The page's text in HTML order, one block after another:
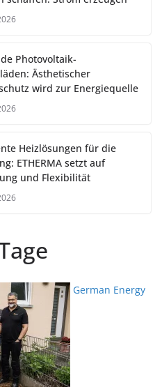
Photovoltaik-
Ästhetischer
wird zur Energiequelle
Heizlösungen für die
ETHERMA setzt auf
und Flexibilität
German Energy